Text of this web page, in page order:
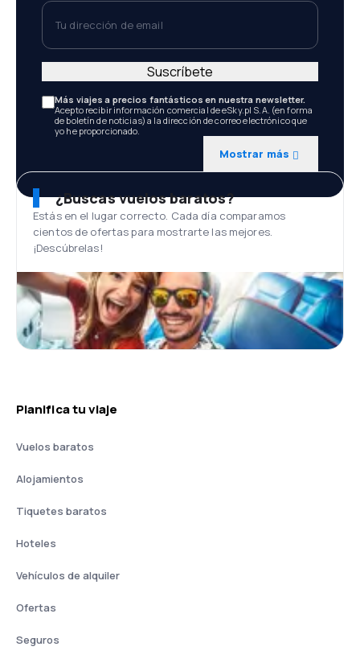
Tu dirección de email
Más viajes a precios fantásticos en nuestra newsletter.
Acepto recibir información comercial de eSky.pl S.A. (en forma
de boletín de noticias) a la dirección de correo electrónico que
yo he proporcionado.
Mostrar más
Suscríbete
¿Buscas vuelos baratos?
Estás en el lugar correcto. Cada día comparamos
cientos de ofertas para mostrarte las mejores.
¡Descúbrelas!
Planifica tu viaje
Vuelos baratos
Alojamientos
Tiquetes baratos
Hoteles
Vehículos de alquiler
Ofertas
Seguros